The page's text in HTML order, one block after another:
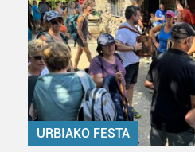
fitxategiak erabiltzen ditu. Zure
zerbitzuak hobetzeko asmoz,
baliatzen gara. Ohar hau
erabiltzeko baimen esplizitua
irakurri
URBIAKO FESTA